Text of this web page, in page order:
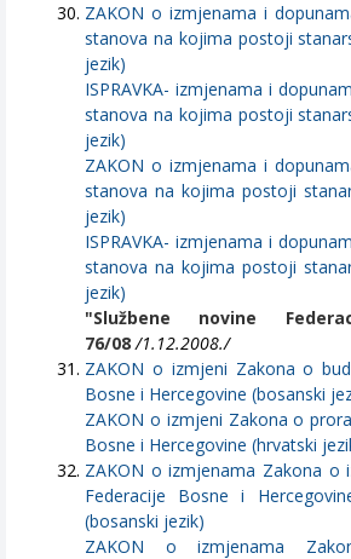
ZAKON o izmjenama i
stanova na kojima postoji
jezik)
ISPRAVKA- izmjenama i
stanova na kojima postoji
jezik)
ZAKON o izmjenama i
stanova na kojima postoji
jezik)
ISPRAVKA- izmjenama i
stanova na kojima postoji
jezik)
"Službene novine
76/08 /1.12.2008./
ZAKON o izmjeni Zakona o
Bosne i Hercegovine (bosanski
ZAKON o izmjeni Zakona o
Bosne i Hercegovine (hrvatski
ZAKON o izmjenama Zakona o
Federacije Bosne i
(bosanski jezik)
ZAKON o izmjenama